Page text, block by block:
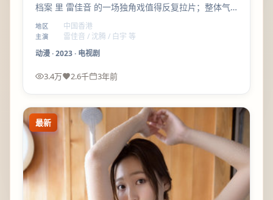
档案 里 雷佳音 的一场独角戏值得反复拉片；整体气
质偏 克制，适合喜欢细品的观众。
地区 中国香港
主演
雷佳音 / 沈腾 / 白宇 等
动漫·2023· 电视剧
3.4万 2.6千 3年前
最新